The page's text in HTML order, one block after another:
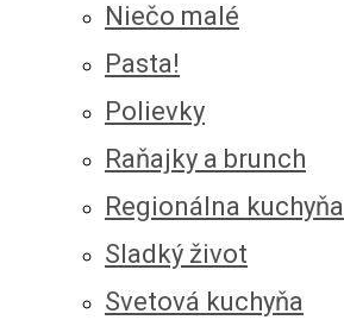
Niečo malé
Pasta!
Polievky
Raňajky a brunch
Regionálna kuchyňa
Sladký život
Svetová kuchyňa